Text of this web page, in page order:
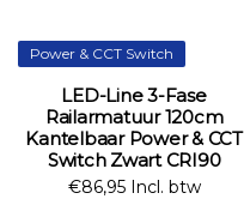
Power & CCT Switch
LED-Line 3-Fase
Railarmatuur 120cm
Kantelbaar Power & CCT
Switch Zwart CRI90
€86,95 Incl. btw